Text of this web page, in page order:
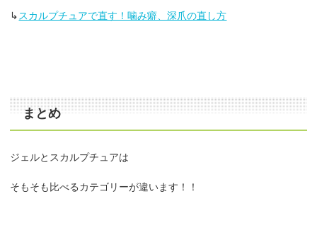
↳ スカルプチュアで直す！噛み癖、深爪の直し方
まとめ
ジェルとスカルプチュアは
そもそも比べるカテゴリーが違います！！